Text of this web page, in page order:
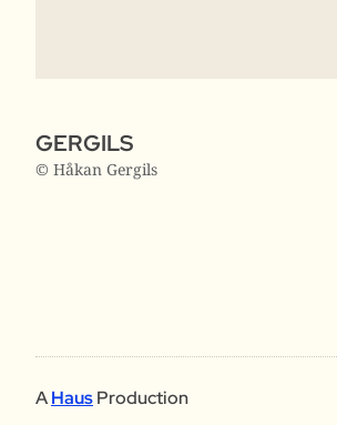
GERGILS
© Håkan Gergils
AHausProduction